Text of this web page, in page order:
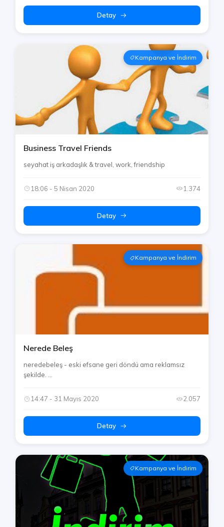
Detay
Kampanya ve İndirim
Business Travel Friends
seyahat iş arkadaşlık & travel, work, friendship
18:06 - 5 Nisan 2020 1.374
Detay
Kampanya ve İndirim
Nerede Beleş
neredebeleş - eski efsane geri döndü ama reklamsız
şekilde. ...
14:47 - 31 Mayıs 2020 2.057
Detay
Kampanya ve İndirim